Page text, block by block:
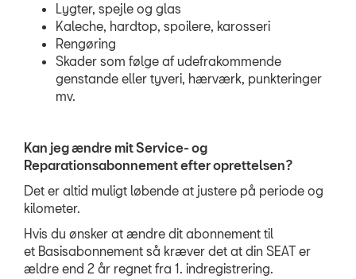
Lygter, spejle og glas
Kaleche, hardtop, spoilere, karosseri
Rengøring
Skader som følge af udefrakommende
genstande eller tyveri, hærværk, punkteringer
mv.
Kan jeg ændre mit Service- og
Reparationsabonnement efter oprettelsen?
Det er altid muligt løbende at justere på periode og
kilometer.
Hvis du ønsker at ændre dit abonnement til
et Basisabonnement så kræver det at din SEAT er
ældre end 2 år regnet fra 1. indregistrering.